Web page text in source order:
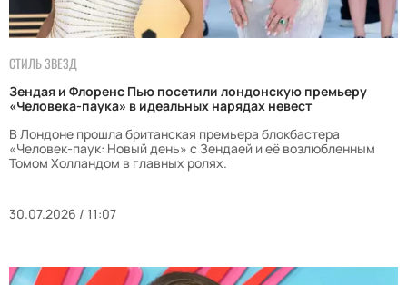
СТИЛЬ ЗВЕЗД
Зендая и Флоренс Пью посетили лондонскую премьеру
«Человека-паука» в идеальных нарядах невест
В Лондоне прошла британская премьера блокбастера
«Человек-паук: Новый день» с Зендаей и её возлюбленным
Томом Холландом в главных ролях.
30.07.2026 / 11:07